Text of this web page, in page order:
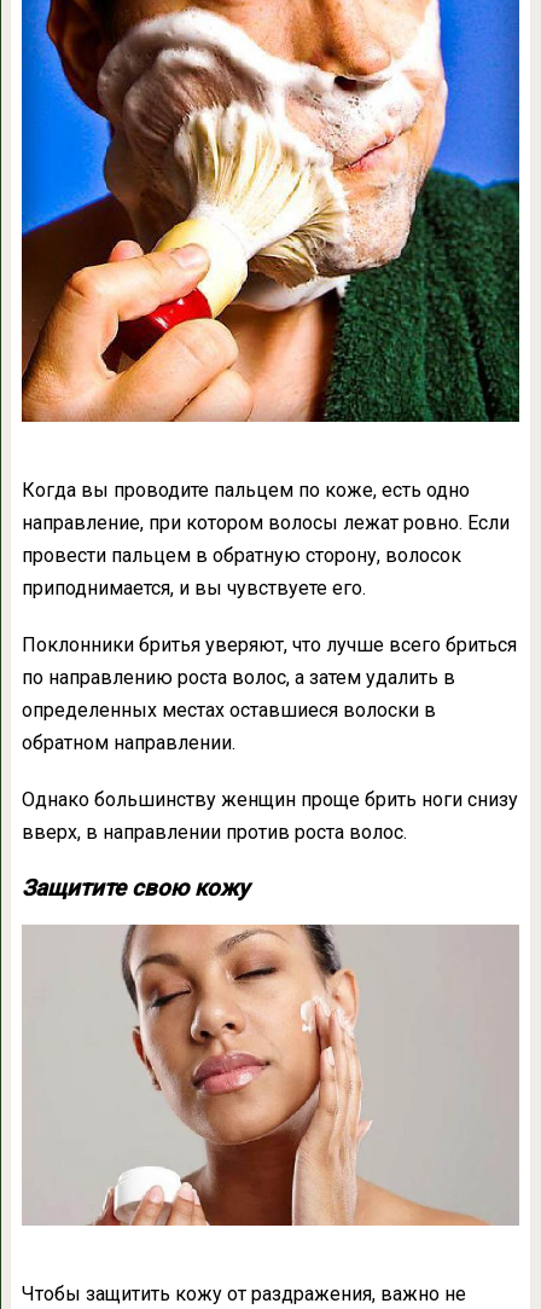
Когда вы проводите пальцем по коже, есть одно
направление, при котором волосы лежат ровно. Если
провести пальцем в обратную сторону, волосок
приподнимается, и вы чувствуете его.
Поклонники бритья уверяют, что лучше всего бриться
по направлению роста волос, а затем удалить в
определенных местах оставшиеся волоски в
обратном направлении.
Однако большинству женщин проще брить ноги снизу
вверх, в направлении против роста волос.
Защитите свою кожу
Чтобы защитить кожу от раздражения, важно не